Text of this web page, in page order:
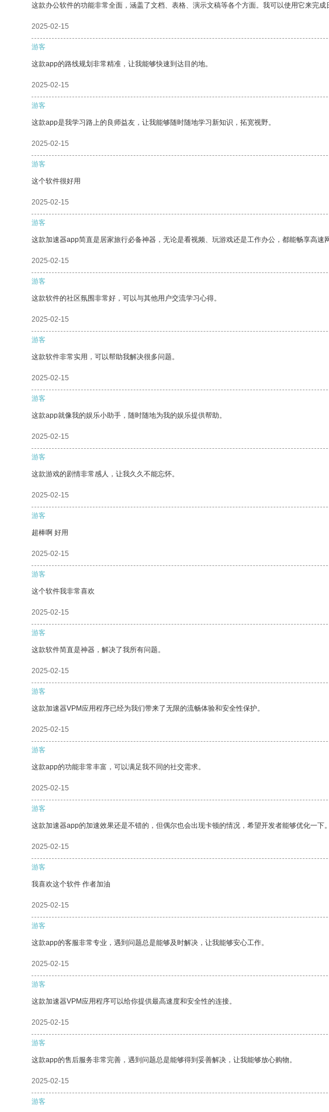
这款办公软件的功能非常全面，涵盖了文档、表格、演示文稿等各个方面。我可以使用它来完成
2025-02-15
游客
这款app的路线规划非常精准，让我能够快速到达目的地。
2025-02-15
游客
这款app是我学习路上的良师益友，让我能够随时随地学习新知识，拓宽视野。
2025-02-15
游客
这个软件很好用
2025-02-15
游客
这款加速器app简直是居家旅行必备神器，无论是看视频、玩游戏还是工作办公，都能畅享高
2025-02-15
游客
这款软件的社区氛围非常好，可以与其他用户交流学习心得。
2025-02-15
游客
这款软件非常实用，可以帮助我解决很多问题。
2025-02-15
游客
这款app就像我的娱乐小助手，随时随地为我的娱乐提供帮助。
2025-02-15
游客
这款游戏的剧情非常感人，让我久久不能忘怀。
2025-02-15
游客
超棒啊 好用
2025-02-15
游客
这个软件我非常喜欢
2025-02-15
游客
这款软件简直是神器，解决了我所有问题。
2025-02-15
游客
这款加速器VPM应用程序已经为我们带来了无限的流畅体验和安全性保护。
2025-02-15
游客
这款app的功能非常丰富，可以满足我不同的社交需求。
2025-02-15
游客
这款加速器app的加速效果还是不错的，但偶尔也会出现卡顿的情况，希望开发者能够优化一下。
2025-02-15
游客
我喜欢这个软件 作者加油
2025-02-15
游客
这款app的客服非常专业，遇到问题总是能够及时解决，让我能够安心工作。
2025-02-15
游客
这款加速器VPM应用程序可以给你提供最高速度和安全性的连接。
2025-02-15
游客
这款app的售后服务非常完善，遇到问题总是能够得到妥善解决，让我能够放心购物。
2025-02-15
游客